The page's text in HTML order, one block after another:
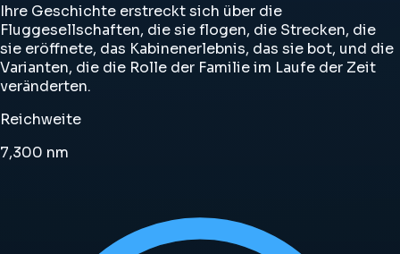
Ihre Geschichte erstreckt sich über die
Fluggesellschaften, die sie flogen, die Strecken, die
sie eröffnete, das Kabinenerlebnis, das sie bot, und die
Varianten, die die Rolle der Familie im Laufe der Zeit
veränderten.
Reichweite
7,300 nm